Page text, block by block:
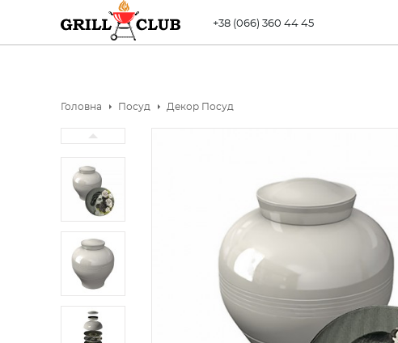
+38 (066) 360 44 45
Головна Посуд Декор Посуд